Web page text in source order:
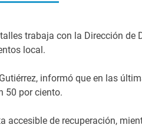
trabaja con la Dirección de
local.
informó que en las
50 por ciento.
accesible de recuperación,